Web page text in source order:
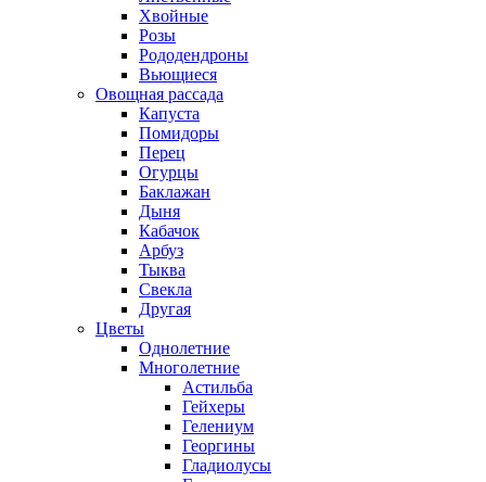
Хвойные
Розы
Рододендроны
Вьющиеся
Овощная рассада
Капуста
Помидоры
Перец
Огурцы
Баклажан
Дыня
Кабачок
Арбуз
Тыква
Свекла
Другая
Цветы
Однолетние
Многолетние
Астильба
Гейхеры
Гелениум
Георгины
Гладиолусы